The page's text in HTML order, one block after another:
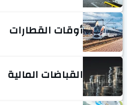
أوقات القطارات
القباضات المالية